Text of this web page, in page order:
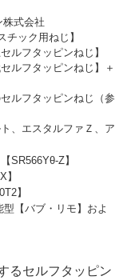
式会社
チック用ねじ】
タッピンねじ】
ルフタッピンねじ】＋
タッピンねじ（参
スタルファＺ、ア
Z】
】
ブ・リモ】およ
セルフタッピン